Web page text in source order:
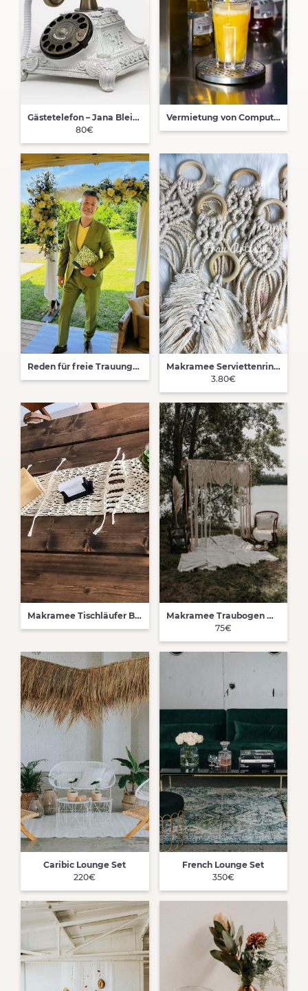
Gästetelefon – Jana Bleich Fotografie
80€
Vermietung von Computergesteuerte Cocktail-Anlage
Reden für freie Trauungen
Makramee Serviettenringe / Goodies
3.80€
Makramee Tischläufer Boho Deko für dein Event Hochzeit JGA Geburtstag
Makramee Traubogen mit Gestell
75€
Caribic Lounge Set
220€
French Lounge Set
350€